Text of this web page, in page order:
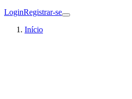
LoginRegistrar-se
Início